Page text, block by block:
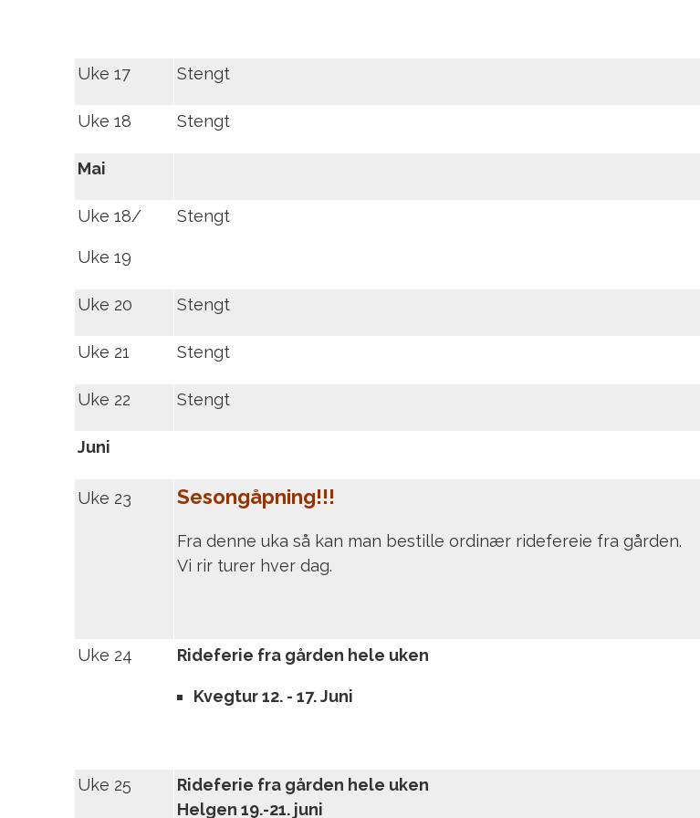
Uke 17 Stengt
Uke 18 Stengt
Mai
Uke 18/
Uke 19
Stengt
Uke 20 Stengt
Uke 21 Stengt
Uke 22 Stengt
Juni
Uke 23 Sesongåpning!!!
Fra denne uka så kan man bestille ordinær ridefereie fra gården.
Vi rir turer hver dag.
Uke 24 Rideferie fra gården hele uken
Kvegtur 12. - 17. Juni
Uke 25
Rideferie fra gården hele uken
Helgen 19.-21. juni